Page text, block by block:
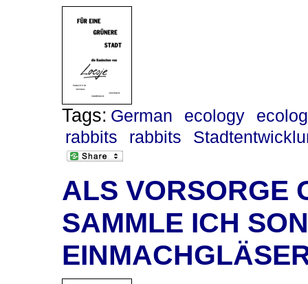
Tags: German ecology
rabbits
rabbits
ALS VORSORGE
SAMMLE ICH